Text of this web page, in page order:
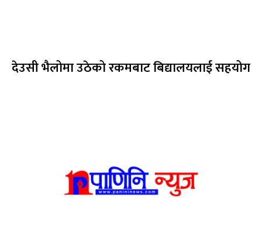
देउसी भैलोमा उठेको रकमबाट बिद्यालयलाई सहयोग